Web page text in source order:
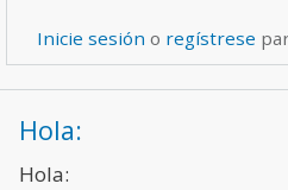
Inicie sesión o regístrese
Hola:
Hola: